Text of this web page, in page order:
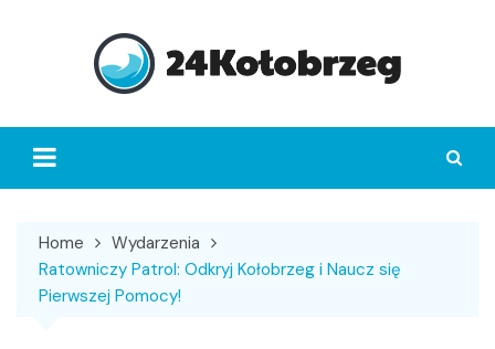
Home
Wydarzenia
Ratowniczy Patrol: Odkryj Kołobrzeg i Naucz się
Pierwszej Pomocy!